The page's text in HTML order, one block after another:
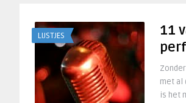
LIJSTJES
11
met al
is het